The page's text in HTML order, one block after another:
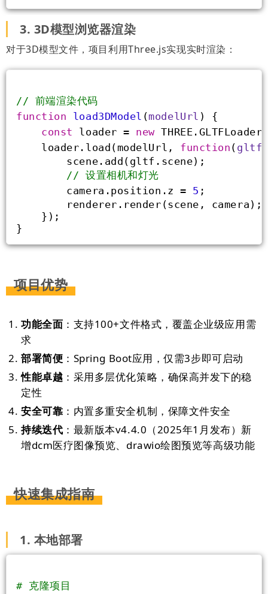
3. 3D模型浏览器渲染
对于3D模型文件，项目利用Three.js实现实时渲染：
// 前端渲染代码
function
load3DModel (modelUrl ) {
const loader = new
loader.load(modelUrl, function ( gltf
scene.add(gltf.scene);
// 设置相机和灯光
camera.position.z = 5 ;
renderer.render(scene, camera);
});
}
项目优势
功能全面 ：支持100+文件格式，覆盖企业级应用需
求
部署简便 ：Spring Boot应用，仅需3步即可启动
性能卓越 ：采用多层优化策略，确保高并发下的稳
定性
安全可靠 ：内置多重安全机制，保障文件安全
持续迭代 ：最新版本v4.4.0（2025年1月发布）新
增dcm医疗图像预览、drawio绘图预览等高级功能
快速集成指南
1. 本地部署
# 克隆项目